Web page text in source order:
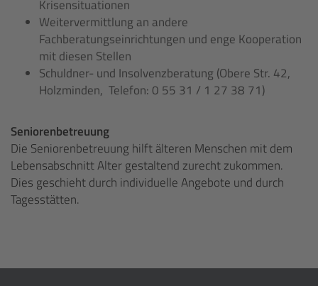
Krisensituationen
Weitervermittlung an andere
Fachberatungseinrichtungen und enge Kooperation
mit diesen Stellen
Schuldner- und Insolvenzberatung (Obere Str. 42,
Holzminden, Telefon: 0 55 31 / 1 27 38 71)
Seniorenbetreuung
Die Seniorenbetreuung hilft älteren Menschen mit dem
Lebensabschnitt Alter gestaltend zurecht zukommen.
Dies geschieht durch individuelle Angebote und durch
Tagesstätten.